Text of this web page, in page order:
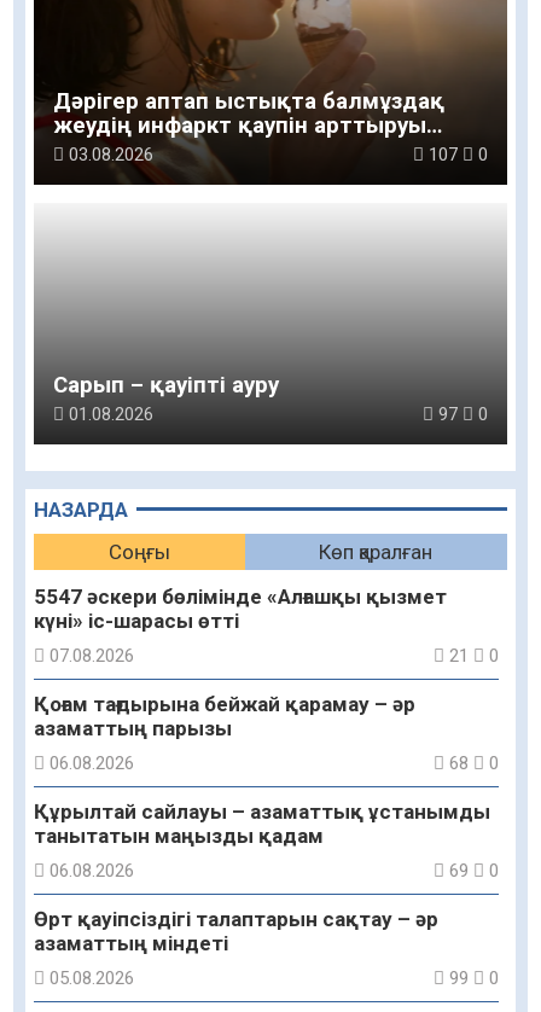
НАЗАРДА
Соңғы
Көп қаралған
5547 әскери бөлімінде «Алғашқы қызмет
күні» іс-шарасы өтті
07.08.2026 21 0
Қоғам тағдырына бейжай қарамау – әр
азаматтың парызы
06.08.2026 68 0
Құрылтай сайлауы – азаматтық ұстанымды
танытатын маңызды қадам
06.08.2026 69 0
Өрт қауіпсіздігі талаптарын сақтау – әр
азаматтың міндеті
05.08.2026 99 0
Дәрігер аптап ыстықта балмұздақ
жеудің инфаркт қаупін арттыруы
мүмкін екенін ескертті
03.08.2026 107 0
Сарып – қауіпті ауру
01.08.2026 97 0